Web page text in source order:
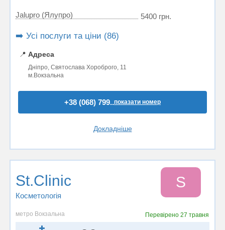
Jalupro (Ялупро) 5400 грн.
➡️ Усі послуги та ціни (86)
📍 Адреса
Дніпро, Святослава Xороброго, 11
м.Вокзальна
+38 (068) 799..показати номер
Докладніше
St.Clinic
Косметологія
S
метро Вокзальна Перевірено27 травня